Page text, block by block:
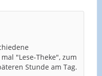
"Lese-Theke", zum
Stunde am Tag.